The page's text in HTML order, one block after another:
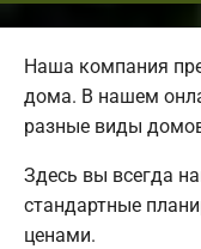
Наша компания
дома. В нашем
разные виды
Здесь вы всегда
стандартные
ценами.